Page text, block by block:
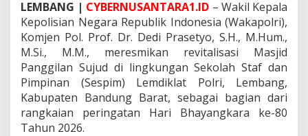
i
r
e
s
m
i
k
a
n
,
LEMBANG | CYBERNUSANTARA1.ID – Wakil Kepala
Kepolisian Negara Republik Indonesia (Wakapolri),
Komjen Pol. Prof. Dr. Dedi Prasetyo, S.H., M.Hum.,
M.Si., M.M., meresmikan revitalisasi Masjid
Panggilan Sujud di lingkungan Sekolah Staf dan
Pimpinan (Sespim) Lemdiklat Polri, Lembang,
Kabupaten Bandung Barat, sebagai bagian dari
rangkaian peringatan Hari Bhayangkara ke-80
Tahun 2026.